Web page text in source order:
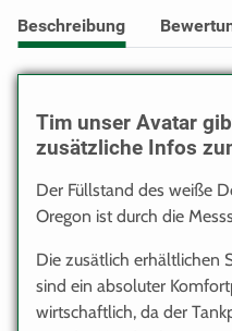
Beschreibung
Tim unser Avatar
zusätzliche Infos
Der Füllstand des weiße
Oregon ist durch die
Die zusätlich erhältlichen
sind ein absoluter
wirtschaftlich, da der